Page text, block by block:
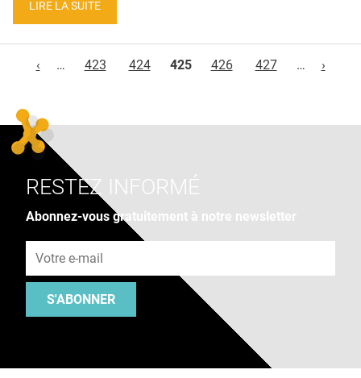
LIRE LA SUITE
‹
… 423 424 425 426 427 … ›
RESTEZ INFORMÉ
Abonnez-vous gratuitement à notre newsletter
S'ABONNER